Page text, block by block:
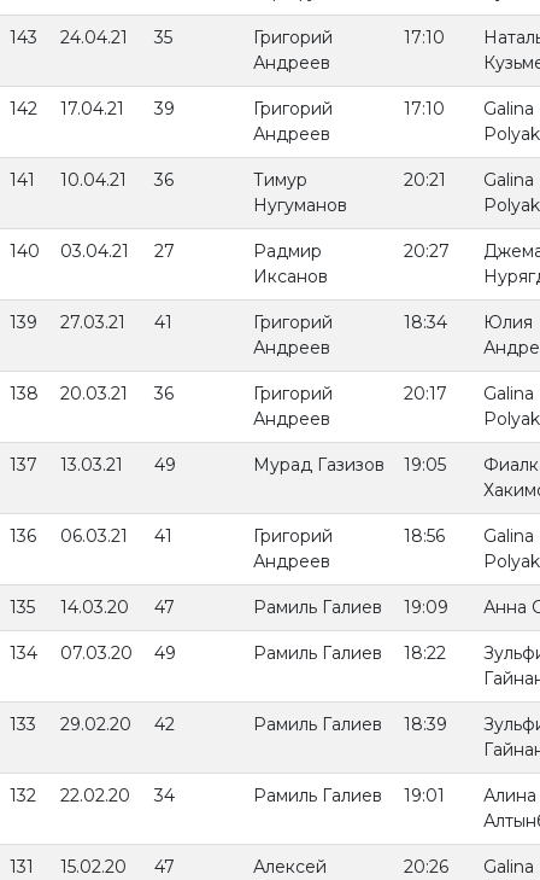
143 24.04.21 35
Григорий
Андреев
17:10
142 17.04.21 39
Григорий
Андреев
17:10
Galina
141 10.04.21 36
Тимур
Нугуманов
20:21
Galina
140 03.04.21 27
Радмир
Иксанов
20:27
139 27.03.21 41
Григорий
Андреев
18:34
Юлия
138 20.03.21 36
Григорий
Андреев
20:17
Galina
137 13.03.21 49 Мурад Газизов 19:05
136 06.03.21 41
Григорий
Андреев
18:56
Galina
135 14.03.20 47 Рамиль Галиев 19:09 Анна
134 07.03.20 49 Рамиль Галиев 18:22
133 29.02.20 42 Рамиль Галиев 18:39
132 22.02.20 34 Рамиль Галиев 19:01
Алина
131 15.02.20 47
Алексей
20:26
Galina